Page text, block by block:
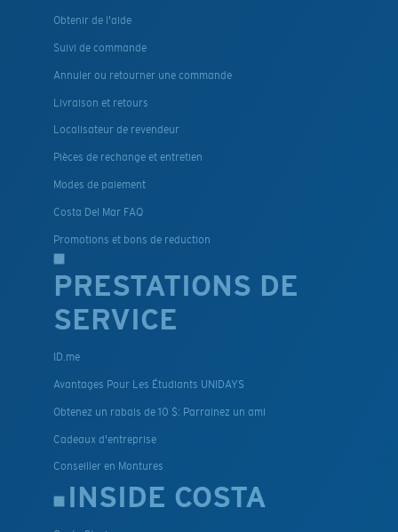
Obtenir de l'aide
Suivi de commande
Annuler ou retourner une commande
Livraison et retours
Localisateur de revendeur
Pièces de rechange et entretien
Modes de paiement
Costa Del Mar FAQ
Promotions et bons de reduction
PRESTATIONS DE
SERVICE
ID.me
Avantages Pour Les Étudiants UNIDAYS
Obtenez un rabais de 10 $: Parrainez un ami
Cadeaux d'entreprise
Conseiller en Montures
INSIDE COSTA